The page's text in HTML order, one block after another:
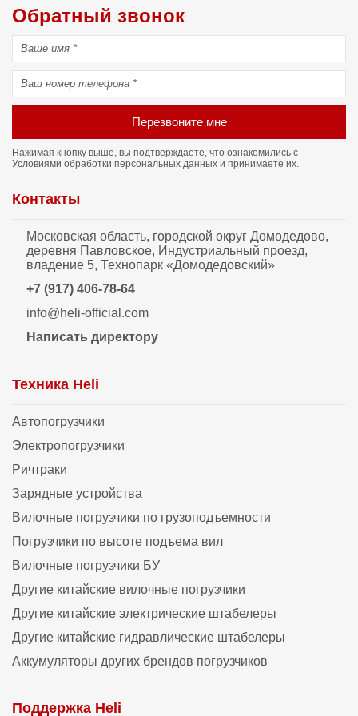
Обратный звонок
Перезвоните мне
Нажимая кнопку выше, вы подтверждаете, что ознакомились с
Условиями обработки персональных данных и принимаете их.
Контакты
Московская область, городской округ Домодедово,
деревня Павловское, Индустриальный проезд,
владение 5, Технопарк «Домодедовский»
+7 (917) 406-78-64
info@heli-official.com
Написать директору
Техника Heli
Автопогрузчики
Электропогрузчики
Ричтраки
Зарядные устройства
Вилочные погрузчики по грузоподъемности
Погрузчики по высоте подъема вил
Вилочные погрузчики БУ
Другие китайские вилочные погрузчики
Другие китайские электрические штабелеры
Другие китайские гидравлические штабелеры
Аккумуляторы других брендов погрузчиков
Поддержка Heli